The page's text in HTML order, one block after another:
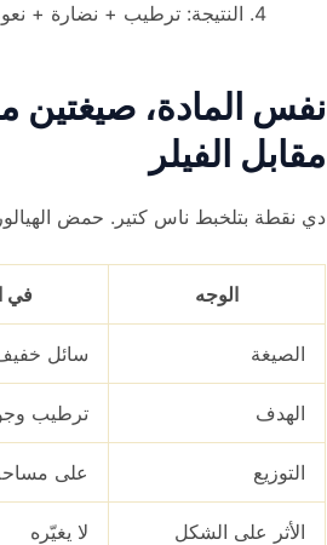
النتيجة: ترطيب + نضارة +
نفس المادة، صيغتين
مقابل الفيلر
دي نقطة بتلخبط ناس كتير. حمض
الوجه في
الصيغة سائل
الهدف ترطيب
التوزيع على
الأثر على الشكل لا يغيّره